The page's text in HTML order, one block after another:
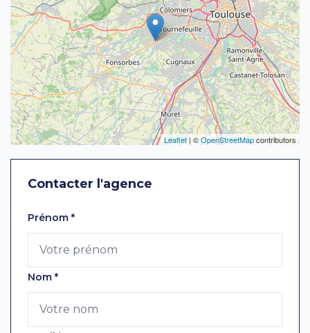
Leaflet | ©OpenStreetMapcontributors
Contacter l'agence
Laissez ce champ vide
Prénom *
Nom *